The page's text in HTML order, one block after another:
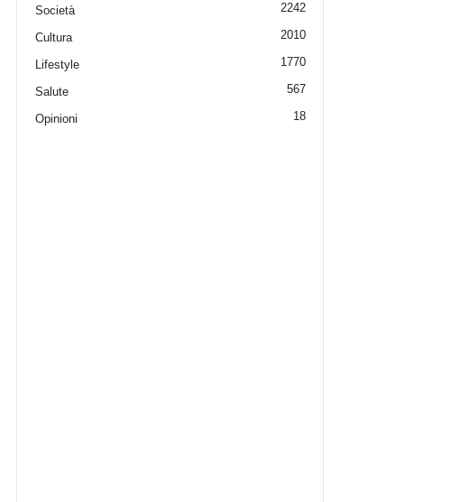
Società 2242
Cultura 2010
Lifestyle 1770
Salute 567
Opinioni 18